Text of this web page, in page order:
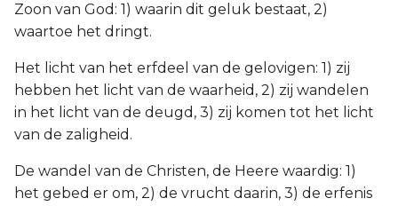
Zoon van God: 1) waarin dit geluk bestaat, 2)
waartoe het dringt.
Het licht van het erfdeel van de gelovigen: 1) zij
hebben het licht van de waarheid, 2) zij wandelen
in het licht van de deugd, 3) zij komen tot het licht
van de zaligheid.
De wandel van de Christen, de Heere waardig: 1)
het gebed er om, 2) de vrucht daarin, 3) de erfenis